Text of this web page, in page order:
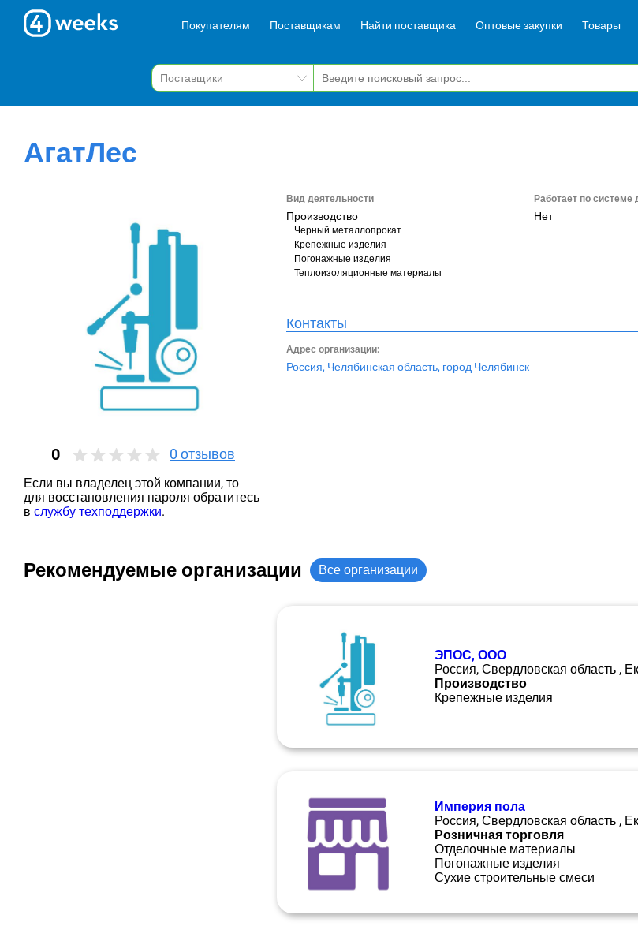
Покупателям Поставщикам Найти поставщика Оптовые закупки Товары
АгатЛес
0 0 отзывов
Если вы владелец этой компании, то
для восстановления пароля обратитесь
в службу техподдержки.
Вид деятельности
Производство
Черный металлопрокат
Крепежные изделия
Погонажные изделия
Теплоизоляционные материалы
Работает по системе
Нет
Контакты
Адрес организации:
Россия, Челябинская область, город Челябинск
Рекомендуемые организации Все организации
ЭПОС, ООО
Россия, Свердловская область ,
Производство
Крепежные изделия
Империя пола
Россия, Свердловская область ,
Розничная торговля
Отделочные материалы
Погонажные изделия
Сухие строительные смеси